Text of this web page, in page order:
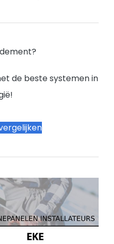
de beste systemen in